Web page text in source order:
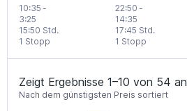
10:35 -
3:25
1 Stopp
15:50 Std.
22:50 -
14:35
1 Stopp
17:45 Std.
Zeigt Ergebnisse 1–10 von 54 an
Nach dem günstigsten Preis sortiert